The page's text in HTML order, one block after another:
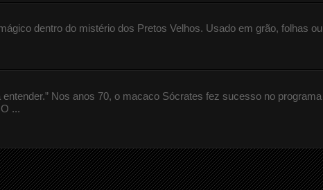
dentro do mistério dos Pretos Velhos. Usado em grão, folhas ou
Nos anos 70, o macaco Sócrates fez sucesso no programa
...